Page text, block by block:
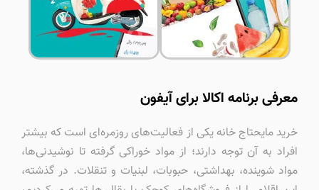
معرفی برنامه اکالا برای آیفون
خرید مایحتاج خانه یکی از فعالیت‌های روزمره‌ای است که بیشتر
افراد به آن توجه دارند؛ از مواد خوراکی گرفته تا نوشیدنی‌ها،
مواد شوینده، بهداشتی، حبوبات، لبنیات و تنقلات. در گذشته،